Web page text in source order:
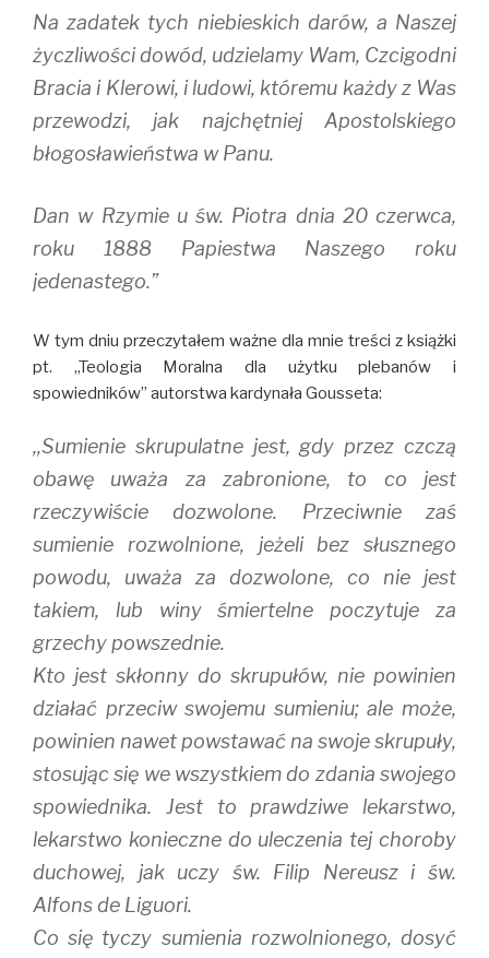
Na zadatek tych niebieskich darów, a Naszej
życzliwości dowód, udzielamy Wam, Czcigodni
Bracia i Klerowi, i ludowi, któremu każdy z Was
przewodzi, jak najchętniej Apostolskiego
błogosławieństwa w Panu.
Dan w Rzymie u św. Piotra dnia 20 czerwca,
roku 1888 Papiestwa Naszego roku
jedenastego.”
W tym dniu przeczytałem ważne dla mnie treści z książki
pt. ,,Teologia Moralna dla użytku plebanów i
spowiedników” autorstwa kardynała Gousseta:
,,Sumienie skrupulatne jest, gdy przez czczą
obawę uważa za zabronione, to co jest
rzeczywiście dozwolone. Przeciwnie zaś
sumienie rozwolnione, jeżeli bez słusznego
powodu, uważa za dozwolone, co nie jest
takiem, lub winy śmiertelne poczytuje za
grzechy powszednie.
Kto jest skłonny do skrupułów, nie powinien
działać przeciw swojemu sumieniu; ale może,
powinien nawet powstawać na swoje skrupuły,
stosując się we wszystkiem do zdania swojego
spowiednika. Jest to prawdziwe lekarstwo,
lekarstwo konieczne do uleczenia tej choroby
duchowej, jak uczy św. Filip Nereusz i św.
Alfons de Liguori.
Co się tyczy sumienia rozwolnionego, dosyć